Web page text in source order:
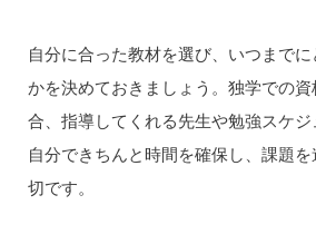
自分に合った教材を選び、いつまで
かを決めておきましょう。独学での
合、指導してくれる先生や勉強スケジ
自分できちんと時間を確保し、課題
切です。